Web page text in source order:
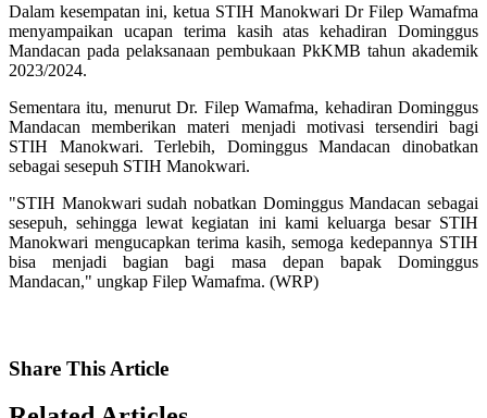
Dalam kesempatan ini, ketua STIH Manokwari Dr Filep Wamafma
menyampaikan ucapan terima kasih atas kehadiran Dominggus
Mandacan pada pelaksanaan pembukaan PkKMB tahun akademik
2023/2024.
Sementara itu, menurut Dr. Filep Wamafma, kehadiran Dominggus
Mandacan memberikan materi menjadi motivasi tersendiri bagi
STIH Manokwari. Terlebih, Dominggus Mandacan dinobatkan
sebagai sesepuh STIH Manokwari.
"STIH Manokwari sudah nobatkan Dominggus Mandacan sebagai
sesepuh, sehingga lewat kegiatan ini kami keluarga besar STIH
Manokwari mengucapkan terima kasih, semoga kedepannya STIH
bisa menjadi bagian bagi masa depan bapak Dominggus
Mandacan," ungkap Filep Wamafma. (WRP)
Share This Article